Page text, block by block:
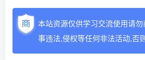
本站资源仅供学习交流使用请
事违法,侵权等任何非法活动,否